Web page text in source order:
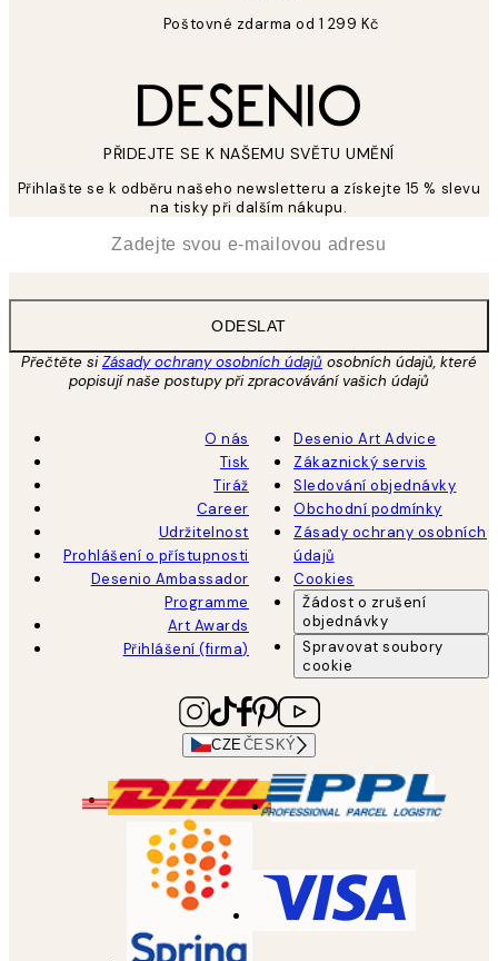
Poštovné zdarma od 1 299 Kč
PŘIDEJTE SE K NAŠEMU SVĚTU UMĚNÍ
Přihlašte se k odběru našeho newsletteru a získejte 15 % slevu
na tisky při dalším nákupu.
ODESLAT
Přečtěte siZásady ochrany osobních údajů osobních údajů, které
popisují naše postupy při zpracovávání vašich údajů
O nás
Tisk
Tiráž
Career
Udržitelnost
Prohlášení o přístupnosti
Desenio Ambassador
Programme
Art Awards
Přihlášení (firma)
Desenio Art Advice
Zákaznický servis
Sledování objednávky
Obchodní podmínky
Zásady ochrany osobních
údajů
Cookies
Žádost o zrušení
objednávky
Spravovat soubory
cookie
CZEČESKÝ